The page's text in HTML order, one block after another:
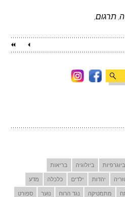
ביוגרפיות ביולוגיה בריאות
יהדות ילדים כלכלה מדע
מתמטיקה נגד הרוח נוער ספורט
, תרגום,